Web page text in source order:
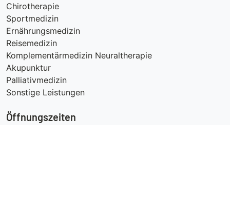
Chirotherapie
Sportmedizin
Ernährungsmedizin
Reisemedizin
Komplementärmedizin Neuraltherapie
Akupunktur
Palliativmedizin
Sonstige Leistungen
Öffnungszeiten